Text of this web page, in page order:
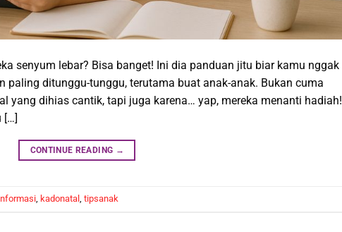
senyum lebar? Bisa banget! Ini dia panduan jitu biar kamu nggak
ditunggu-tunggu, terutama buat anak-anak. Bukan cuma
yang dihias cantik, tapi juga karena… yap, mereka menanti hadiah!
[…]
CONTINUE READING →
kadonatal tipsanak